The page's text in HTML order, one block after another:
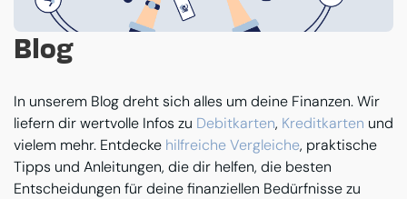
Blog
In unserem Blog dreht sich alles um deine Finanzen. Wir
liefern dir wertvolle Infos zu Debitkarten, Kreditkarten und
vielem mehr. Entdecke hilfreiche Vergleiche, praktische
Tipps und Anleitungen, die dir helfen, die besten
Entscheidungen für deine finanziellen Bedürfnisse zu